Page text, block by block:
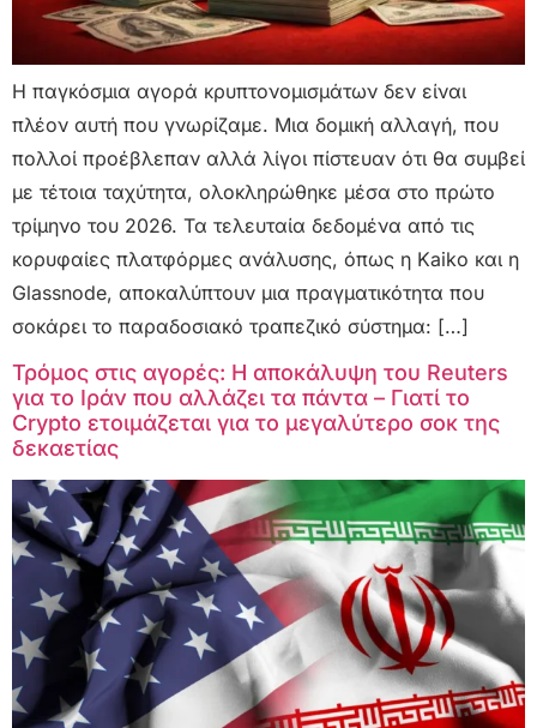
Η παγκόσμια αγορά κρυπτονομισμάτων δεν είναι
πλέον αυτή που γνωρίζαμε. Μια δομική αλλαγή, που
πολλοί προέβλεπαν αλλά λίγοι πίστευαν ότι θα συμβεί
με τέτοια ταχύτητα, ολοκληρώθηκε μέσα στο πρώτο
τρίμηνο του 2026. Τα τελευταία δεδομένα από τις
κορυφαίες πλατφόρμες ανάλυσης, όπως η Kaiko και η
Glassnode, αποκαλύπτουν μια πραγματικότητα που
σοκάρει το παραδοσιακό τραπεζικό σύστημα: […]
Τρόμος στις αγορές: Η αποκάλυψη του Reuters
για το Ιράν που αλλάζει τα πάντα – Γιατί το
Crypto ετοιμάζεται για το μεγαλύτερο σοκ της
δεκαετίας